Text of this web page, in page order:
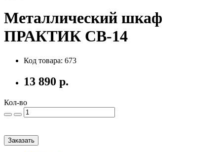
Металлический шкаф
ПРАКТИК СВ-14
Код товара: 673
13 890 р.
Кол-во
Заказать